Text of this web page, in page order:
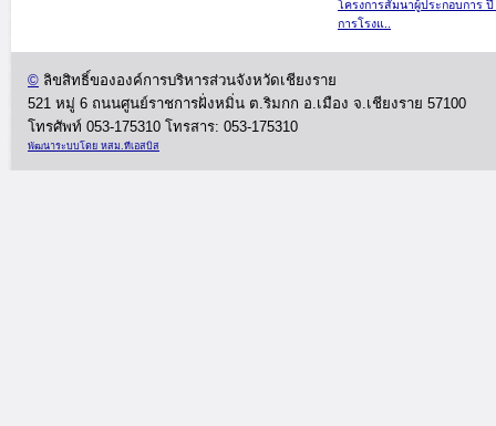
โครงการสัมนาผู้ประกอบการ
การโรงแ..
© ลิขสิทธิ์ขององค์การบริหารส่วนจังหวัดเชียงราย
521 หมู่ 6 ถนนศูนย์ราชการฝั่งหมิ่น ต.ริมกก อ.เมือง จ.เชียงราย 57100
โทรศัพท์ 053-175310 โทรสาร: 053-175310
พัฒนาระบบโดย หสม.ทีเอสบิส